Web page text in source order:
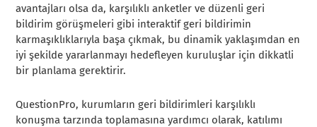
avantajları olsa da, karşılıklı anketler ve düzenli geri
bildirim görüşmeleri gibi interaktif geri bildirimin
karmaşıklıklarıyla başa çıkmak, bu dinamik yaklaşımdan en
iyi şekilde yararlanmayı hedefleyen kuruluşlar için dikkatli
bir planlama gerektirir.
QuestionPro, kurumların geri bildirimleri karşılıklı
konuşma tarzında toplamasına yardımcı olarak, katılımı